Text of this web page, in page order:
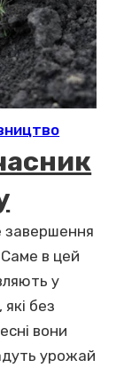
завершення
в цей
у
без
вони
урожай